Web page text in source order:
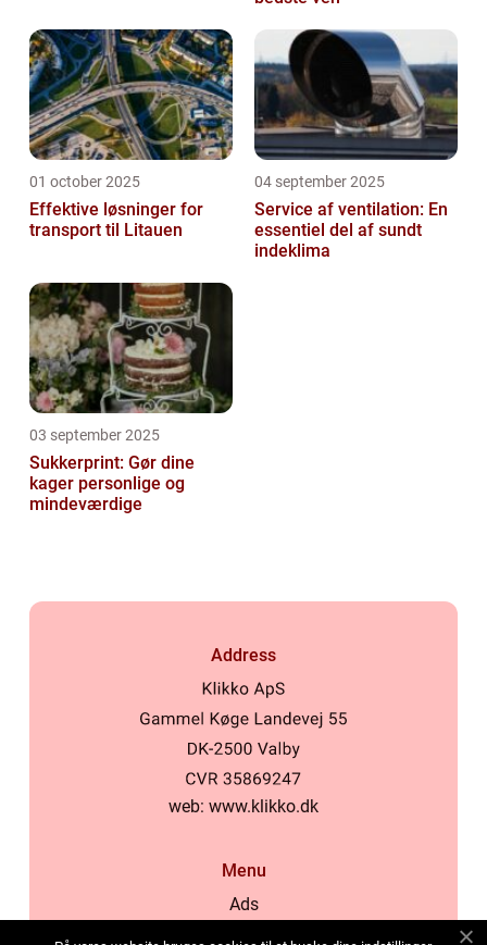
01 october 2025
Effektive løsninger for
transport til Litauen
04 september 2025
Service af ventilation: En
essentiel del af sundt
indeklima
03 september 2025
Sukkerprint: Gør dine
kager personlige og
mindeværdige
Address
web: www.klikko.dk
Menu
Ads